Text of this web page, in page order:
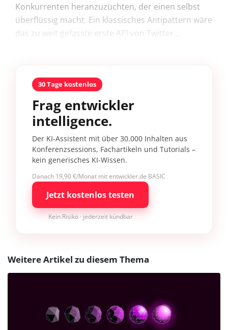
Konkurrenten heranzuzüchten, der einen selbst
überflüssig macht. Ein klassisches Antipattern wäre
das zu weit gefasste erste API von Twitter...
30 Tage kostenlos
Frag entwickler
intelligence.
Der KI-Assistent mit über 30.000 Inhalten aus
Konferenzsessions, Fachartikeln und Tutorials –
kein generisches KI-Wissen.
Danach 19,90 €/Monat mit entwickler.de BASIC
Jetzt kostenlos testen
Kein Risiko · jederzeit kündbar
Weitere Artikel zu diesem Thema